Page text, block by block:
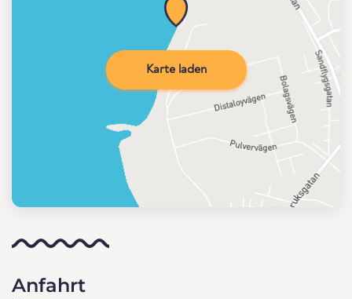
Karte laden
Anfahrt